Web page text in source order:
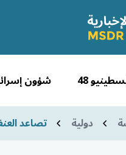
48 شؤون
دولية تصاعد العنف